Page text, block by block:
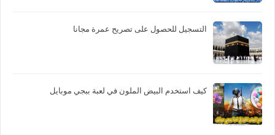
التسجيل للحصول على تصريح عمرة مجانا
كيف استخدم البيض الملون في لعبة ببجي موبايل